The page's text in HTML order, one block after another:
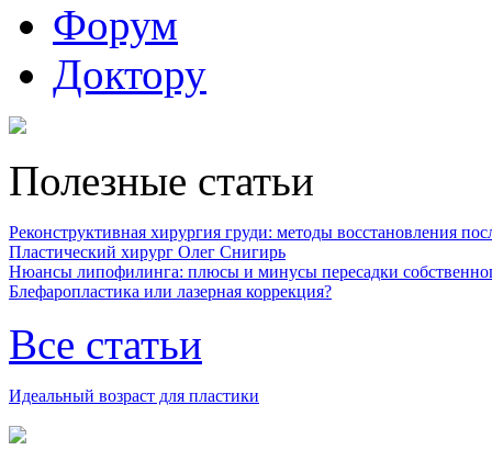
Форум
Доктору
Полезные статьи
Реконструктивная хирургия груди: методы восстановления
Пластический хирург Олег Снигирь
Нюансы липофилинга: плюсы и минусы пересадки
Блефаропластика или лазерная коррекция?
Все статьи
Идеальный возраст для пластики